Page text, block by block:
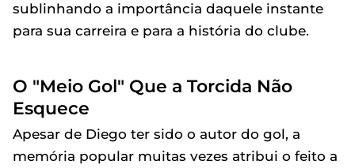
sublinhando a importância daquele instante
para sua carreira e para a história do clube.
O "Meio Gol" Que a Torcida Não
Esquece
Apesar de Diego ter sido o autor do gol, a
memória popular muitas vezes atribui o feito a